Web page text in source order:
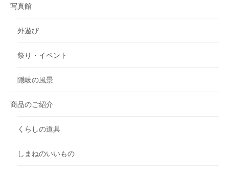
写真館
外遊び
祭り・イベント
隠岐の風景
商品のご紹介
くらしの道具
しまねのいいもの